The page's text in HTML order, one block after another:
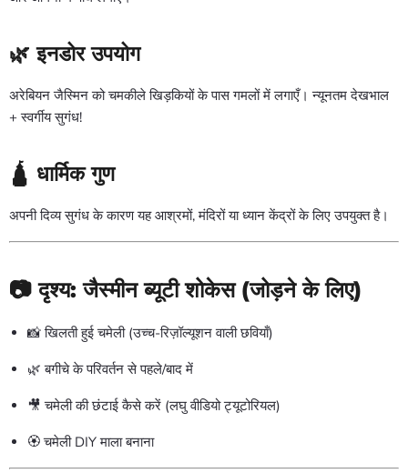
🌿 इनडोर उपयोग
अरेबियन जैस्मिन को चमकीले खिड़कियों के पास गमलों में लगाएँ। न्यूनतम देखभाल
+ स्वर्गीय सुगंध!
🛕 धार्मिक गुण
अपनी दिव्य सुगंध के कारण यह आश्रमों, मंदिरों या ध्यान केंद्रों के लिए उपयुक्त है।
📷 दृश्य: जैस्मीन ब्यूटी शोकेस (जोड़ने के लिए)
📸 खिलती हुई चमेली (उच्च-रिज़ॉल्यूशन वाली छवियाँ)
🌿 बगीचे के परिवर्तन से पहले/बाद में
🎥 चमेली की छंटाई कैसे करें (लघु वीडियो ट्यूटोरियल)
🏵️ चमेली DIY माला बनाना